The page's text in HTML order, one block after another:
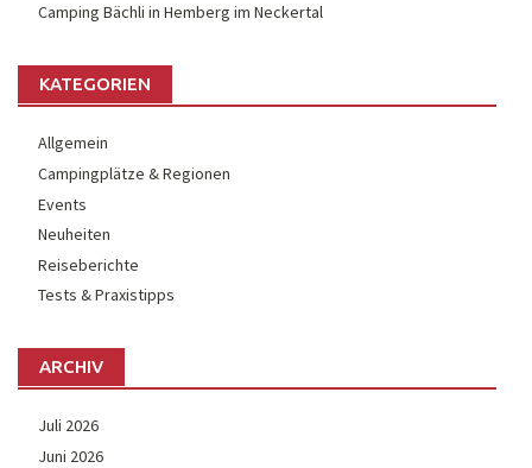
Camping Bächli in Hemberg im Neckertal
KATEGORIEN
Allgemein
Campingplätze & Regionen
Events
Neuheiten
Reiseberichte
Tests & Praxistipps
ARCHIV
Juli 2026
Juni 2026